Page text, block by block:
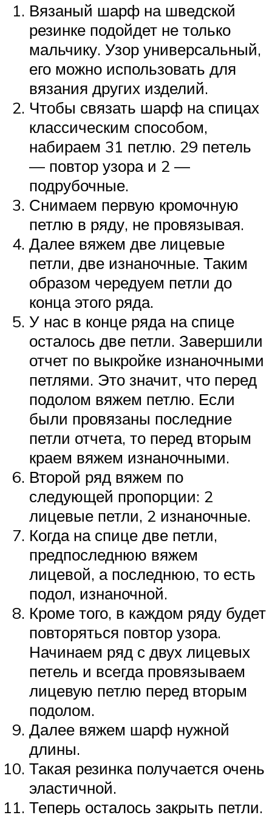
Вязаный шарф на шведской
резинке подойдет не только
мальчику. Узор универсальный,
его можно использовать для
вязания других изделий.
Чтобы связать шарф на спицах
классическим способом,
набираем 31 петлю. 29 петель
— повтор узора и 2 —
подрубочные.
Снимаем первую кромочную
петлю в ряду, не провязывая.
Далее вяжем две лицевые
петли, две изнаночные. Таким
образом чередуем петли до
конца этого ряда.
У нас в конце ряда на спице
осталось две петли. Завершили
отчет по выкройке изнаночными
петлями. Это значит, что перед
подолом вяжем петлю. Если
были провязаны последние
петли отчета, то перед вторым
краем вяжем изнаночными.
Второй ряд вяжем по
следующей пропорции: 2
лицевые петли, 2 изнаночные.
Когда на спице две петли,
предпоследнюю вяжем
лицевой, а последнюю, то есть
подол, изнаночной.
Кроме того, в каждом ряду будет
повторяться повтор узора.
Начинаем ряд с двух лицевых
петель и всегда провязываем
лицевую петлю перед вторым
подолом.
Далее вяжем шарф нужной
длины.
Такая резинка получается очень
эластичной.
Теперь осталось закрыть петли.